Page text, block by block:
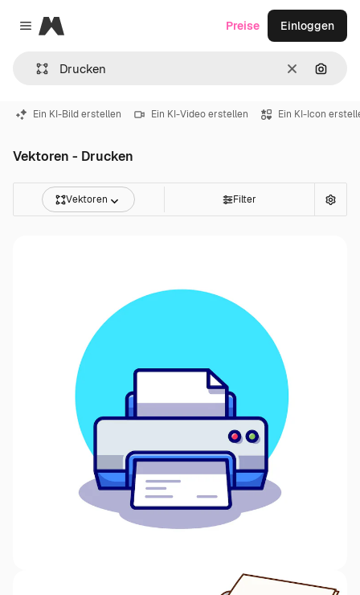
Close menu
Magnific
LöschenNach
Preise Einloggen
Ein KI-Bild erstellen Ein KI-Video erstellen Ein KI-Icon
Vektoren - Drucken
Vektoren Filter